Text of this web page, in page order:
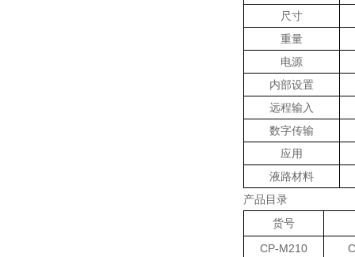
尺寸
重量
电源
内部设置
远程输入
数字传输
应用
液路材料
产品目录
货号
CP-M210